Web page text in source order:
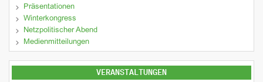
Präsentationen
Winterkongress
Netzpolitischer Abend
Medienmitteilungen
VERANSTALTUNGEN